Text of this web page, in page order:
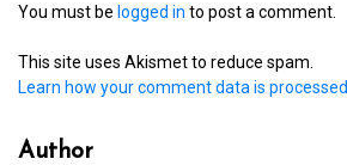
You must be logged in to post a comment.
This site uses Akismet to reduce spam.
Learn how your comment data is processed.
Author